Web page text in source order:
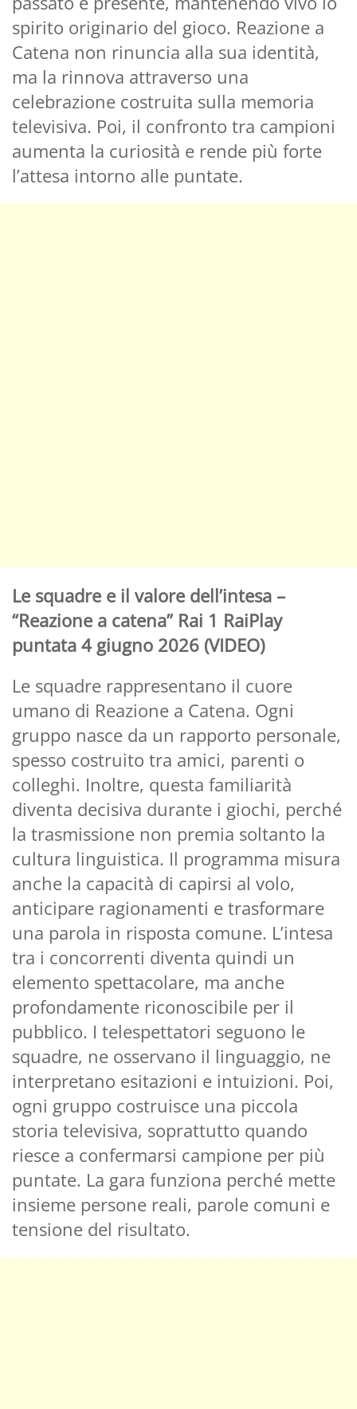
spirito originario del gioco. Reazione a
Catena non rinuncia alla sua identità,
ma la rinnova attraverso una
celebrazione costruita sulla memoria
televisiva. Poi, il confronto tra campioni
aumenta la curiosità e rende più forte
l’attesa intorno alle puntate.
Le squadre e il valore dell’intesa –
“Reazione a catena” Rai 1 RaiPlay
puntata 4 giugno 2026 (VIDEO)
Le squadre rappresentano il cuore
umano di Reazione a Catena. Ogni
gruppo nasce da un rapporto personale,
spesso costruito tra amici, parenti o
colleghi. Inoltre, questa familiarità
diventa decisiva durante i giochi, perché
la trasmissione non premia soltanto la
cultura linguistica. Il programma misura
anche la capacità di capirsi al volo,
anticipare ragionamenti e trasformare
una parola in risposta comune. L’intesa
tra i concorrenti diventa quindi un
elemento spettacolare, ma anche
profondamente riconoscibile per il
pubblico. I telespettatori seguono le
squadre, ne osservano il linguaggio, ne
interpretano esitazioni e intuizioni. Poi,
ogni gruppo costruisce una piccola
storia televisiva, soprattutto quando
riesce a confermarsi campione per più
puntate. La gara funziona perché mette
insieme persone reali, parole comuni e
tensione del risultato.